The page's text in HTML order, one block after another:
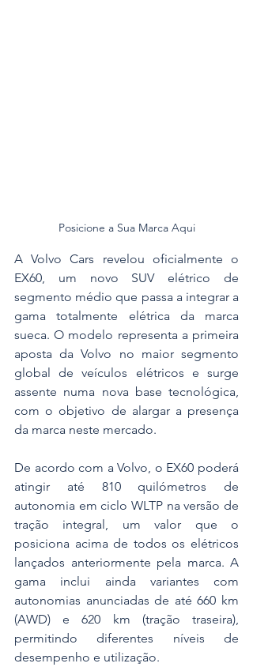
Posicione a Sua Marca Aqui
A Volvo Cars revelou oficialmente o
EX60, um novo SUV elétrico de
segmento médio que passa a integrar a
gama totalmente elétrica da marca
sueca. O modelo representa a primeira
aposta da Volvo no maior segmento
global de veículos elétricos e surge
assente numa nova base tecnológica,
com o objetivo de alargar a presença
da marca neste mercado.
De acordo com a Volvo, o EX60 poderá
atingir até 810 quilómetros de
autonomia em ciclo WLTP na versão de
tração integral, um valor que o
posiciona acima de todos os elétricos
lançados anteriormente pela marca. A
gama inclui ainda variantes com
autonomias anunciadas de até 660 km
(AWD) e 620 km (tração traseira),
permitindo diferentes níveis de
desempenho e utilização.